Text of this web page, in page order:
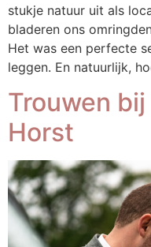
stukje natuur uit als
bladeren ons
Het was een perfecte
leggen. En natuurlijk,
Trouwen
Horst